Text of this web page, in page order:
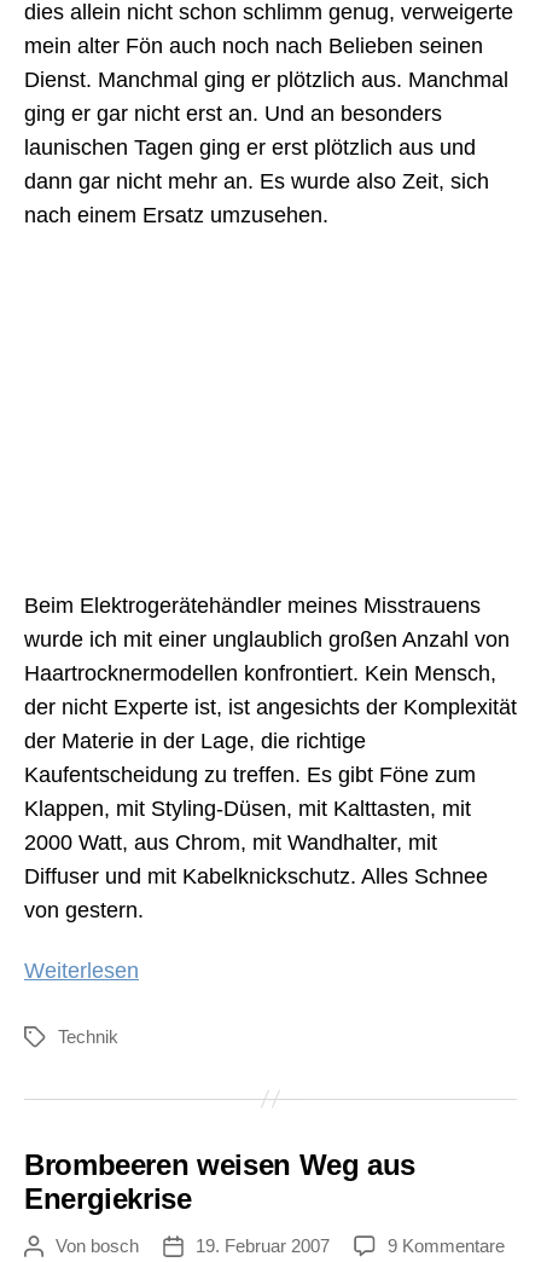
dies allein nicht schon schlimm genug, verweigerte
mein alter Fön auch noch nach Belieben seinen
Dienst. Manchmal ging er plötzlich aus. Manchmal
ging er gar nicht erst an. Und an besonders
launischen Tagen ging er erst plötzlich aus und
dann gar nicht mehr an. Es wurde also Zeit, sich
nach einem Ersatz umzusehen.
Beim Elektrogerätehändler meines Misstrauens
wurde ich mit einer unglaublich großen Anzahl von
Haartrocknermodellen konfrontiert. Kein Mensch,
der nicht Experte ist, ist angesichts der Komplexität
der Materie in der Lage, die richtige
Kaufentscheidung zu treffen. Es gibt Föne zum
Klappen, mit Styling-Düsen, mit Kalttasten, mit
2000 Watt, aus Chrom, mit Wandhalter, mit
Diffuser und mit Kabelknickschutz. Alles Schnee
von gestern.
Weiterlesen
Schlagwörter
Technik
Brombeeren weisen Weg aus
Energiekrise
Beitragsautor
Von bosch Veröffentlichungsdatum
19. Februar 2007 9 Kommentarezu